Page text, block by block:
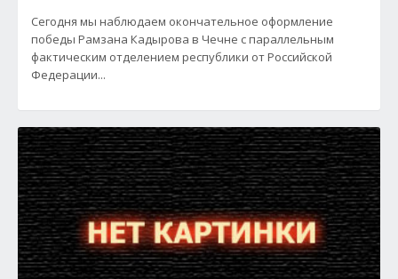
Сегодня мы наблюдаем окончательное оформление
победы Рамзана Кадырова в Чечне с параллельным
фактическим отделением республики от Российской
Федерации...